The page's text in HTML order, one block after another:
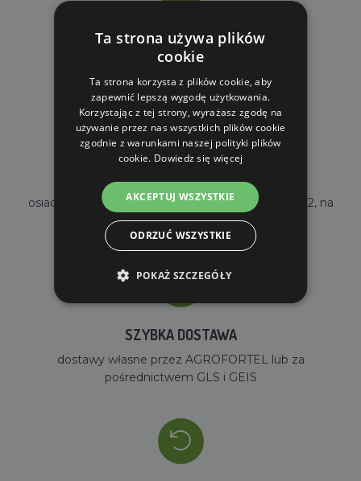
DARMOWA WYSYŁKA
dla zamówień od 690 zł z VAT
WŁASNY MAGAZYN
osiadamy własny magazyn o powierzchni 2000m2, na
stanie mamy ponad 35000 sztuk towarów
SZYBKA DOSTAWA
dostawy własne przez AGROFORTEL lub za
pośrednictwem GLS i GEIS
Ta strona używa plików
cookie
Ta strona korzysta z plików cookie, aby
zapewnić lepszą wygodę użytkowania.
Korzystając z tej strony, wyrażasz zgodę na
używanie przez nas wszystkich plików cookie
zgodnie z warunkami naszej polityki plików
cookie. Dowiedz się więcej
AKCEPTUJ WSZYSTKIE
ODRZUĆ WSZYSTKIE
POKAŻ SZCZEGÓŁY